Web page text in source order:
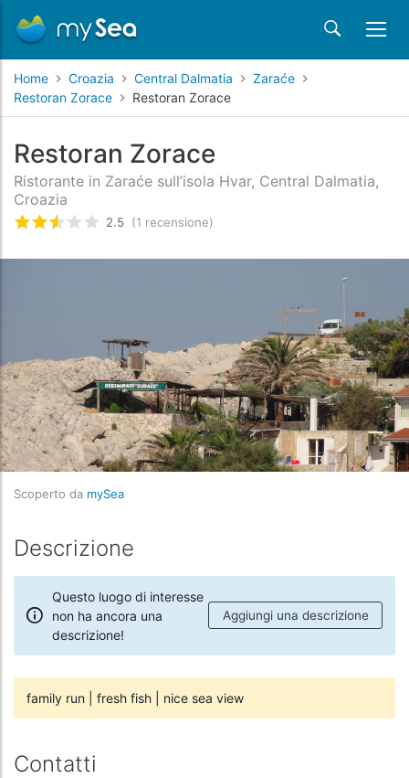
Home Croazia Central Dalmatia
Zaraće
Restoran Zorace
Restoran Zorace
Restoran Zorace
Ristorante in Zaraće sull’isola Hvar, Central Dalmatia,
Croazia
Valutato2.5/5 basata su
2.5 (1 recensione)
Scoperto da mySea
Descrizione
Questo luogo di interesse
non ha ancora una
descrizione!
Aggiungi una descrizione
family run fresh fish nice sea view
Contatti